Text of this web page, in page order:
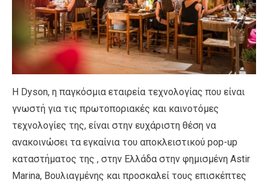
Η Dyson, η παγκόσμια εταιρεία τεχνολογίας που είναι
γνωστή για τις πρωτοποριακές και καινοτόμες
τεχνολογίες της, είναι στην ευχάριστη θέση να
ανακοινώσει τα εγκαίνια του αποκλειστικού pop-up
καταστήματος της , στην Ελλάδα στην φημισμένη Astir
Marina, Boυλιαγμένης και προσκαλεί τους επισκέπτες